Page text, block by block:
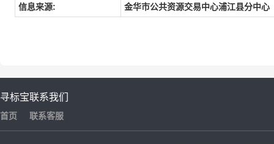
信息来源: 金华市公共资源交易中心浦江县分中心
寻标宝
首页
联系我们
联系客服